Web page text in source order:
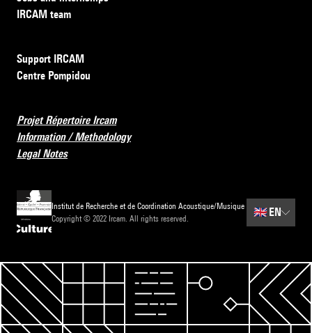
IRCAM team
Support IRCAM
Centre Pompidou
Projet Répertoire Ircam
Information / Methodology
Legal Notes
Institut de Recherche et de Coordination Acoustique/Musique
Copyright © 2022 Ircam. All rights reserved.
🇬🇧 EN